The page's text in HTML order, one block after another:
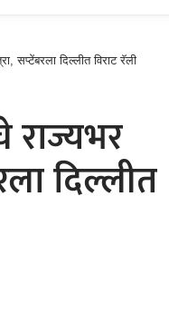
सप्टेंबरला दिल्लीत विराट रॅली
राज्यभर
दिल्लीत